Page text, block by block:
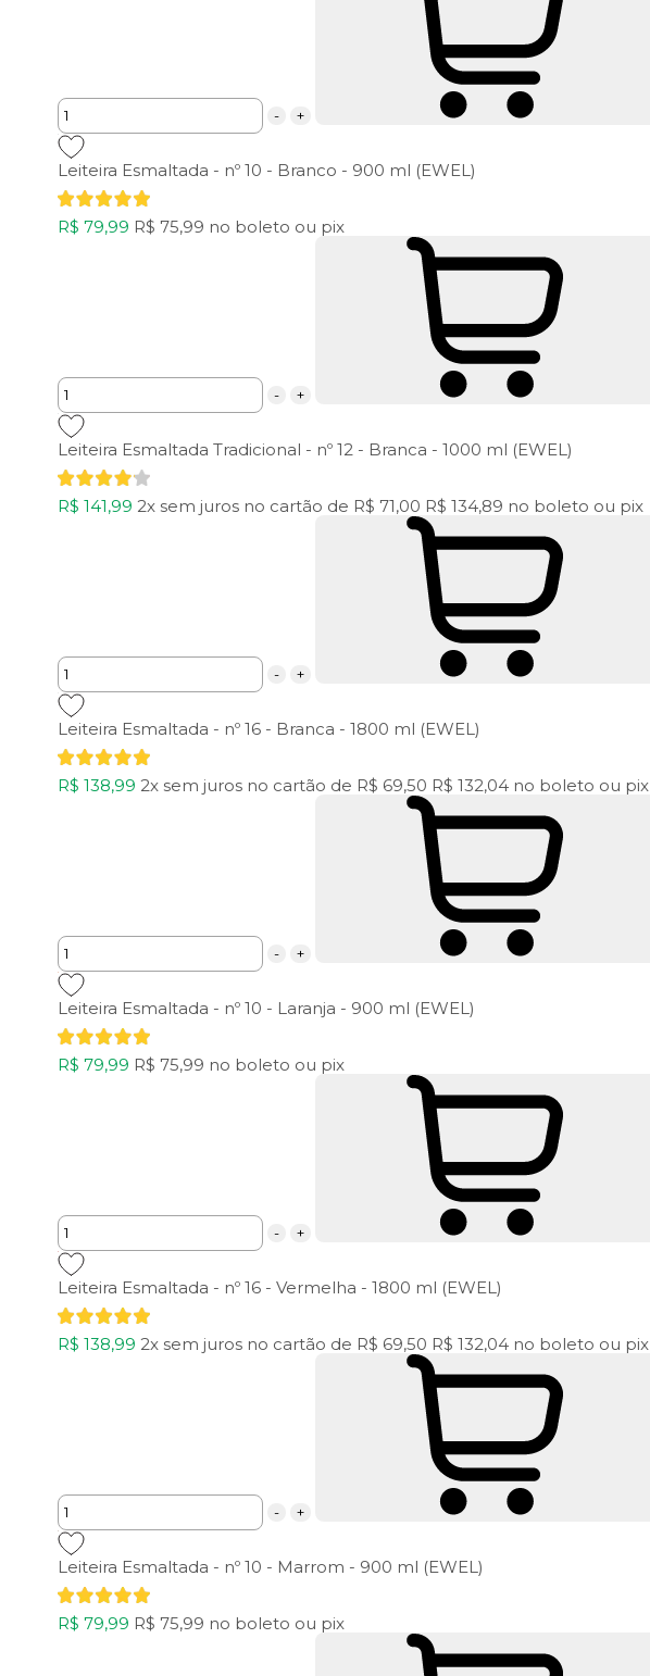
- +
Leiteira Esmaltada - nº 10 - Branco - 900 ml (EWEL)
R$ 79,99 R$ 75,99 no boleto ou pix
- +
Leiteira Esmaltada Tradicional - nº 12 - Branca - 1000 ml (EWEL)
R$ 141,99 2x sem juros no cartão de R$ 71,00 R$ 134,89 no boleto ou pix
- +
Leiteira Esmaltada - nº 16 - Branca - 1800 ml (EWEL)
R$ 138,99 2x sem juros no cartão de R$ 69,50 R$ 132,04 no boleto ou pix
- +
Leiteira Esmaltada - nº 10 - Laranja - 900 ml (EWEL)
R$ 79,99 R$ 75,99 no boleto ou pix
- +
Leiteira Esmaltada - nº 16 - Vermelha - 1800 ml (EWEL)
R$ 138,99 2x sem juros no cartão de R$ 69,50 R$ 132,04 no boleto ou pix
- +
Leiteira Esmaltada - nº 10 - Marrom - 900 ml (EWEL)
R$ 79,99 R$ 75,99 no boleto ou pix